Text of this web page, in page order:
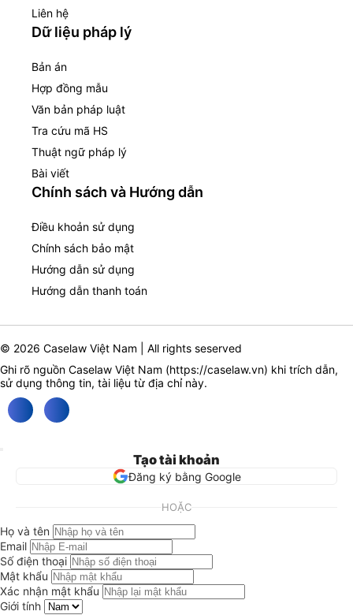
Liên hệ
Dữ liệu pháp lý
Bản án
Hợp đồng mẫu
Văn bản pháp luật
Tra cứu mã HS
Thuật ngữ pháp lý
Bài viết
Chính sách và Hướng dẫn
Điều khoản sử dụng
Chính sách bảo mật
Hướng dẫn sử dụng
Hướng dẫn thanh toán
© 2026 Caselaw Việt Nam | All rights seserved
Ghi rõ nguồn Caselaw Việt Nam (https://caselaw.vn) khi trích dẫn,
sử dụng thông tin, tài liệu từ địa chỉ này.
Tạo tài khoản
Đăng ký bằng Google
HOẶC
Họ và tên
Email
Số điện thoại
Mật khẩu
Xác nhận mật khẩu
Giới tính